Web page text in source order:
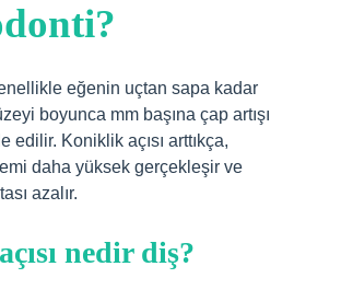
eğenin uçtan sapa kadar
boyunca mm başına çap artışı
edilir. Koniklik açısı arttıkça,
daha yüksek gerçekleşir ve
azalır.
nedir diş?